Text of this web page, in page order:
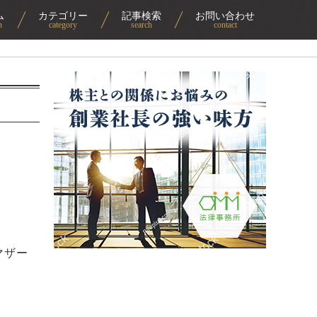
カテゴリー
category
記事検索
search
お問い合わせ
contact
ザー